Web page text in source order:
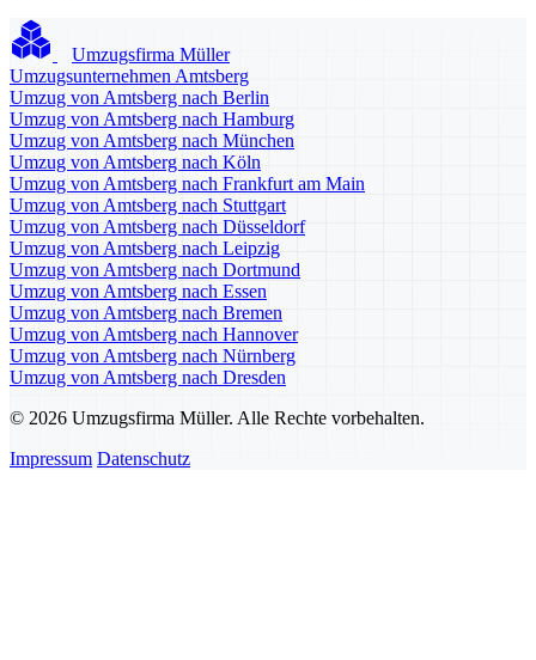
Umzugsfirma Müller
Umzugsunternehmen Amtsberg
Umzug von Amtsberg nach Berlin
Umzug von Amtsberg nach Hamburg
Umzug von Amtsberg nach München
Umzug von Amtsberg nach Köln
Umzug von Amtsberg nach Frankfurt am Main
Umzug von Amtsberg nach Stuttgart
Umzug von Amtsberg nach Düsseldorf
Umzug von Amtsberg nach Leipzig
Umzug von Amtsberg nach Dortmund
Umzug von Amtsberg nach Essen
Umzug von Amtsberg nach Bremen
Umzug von Amtsberg nach Hannover
Umzug von Amtsberg nach Nürnberg
Umzug von Amtsberg nach Dresden
© 2026 Umzugsfirma Müller. Alle Rechte vorbehalten.
Impressum Datenschutz